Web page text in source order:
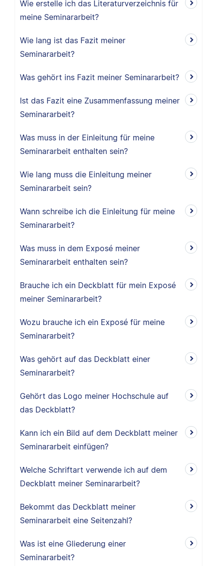
Wie erstelle ich das Literaturverzeichnis für
meine Seminararbeit?
Wie lang ist das Fazit meiner
Seminararbeit?
Was gehört ins Fazit meiner Seminararbeit?
Ist das Fazit eine Zusammenfassung meiner
Seminararbeit?
Was muss in der Einleitung für meine
Seminararbeit enthalten sein?
Wie lang muss die Einleitung meiner
Seminararbeit sein?
Wann schreibe ich die Einleitung für meine
Seminararbeit?
Was muss in dem Exposé meiner
Seminararbeit enthalten sein?
Brauche ich ein Deckblatt für mein Exposé
meiner Seminararbeit?
Wozu brauche ich ein Exposé für meine
Seminararbeit?
Was gehört auf das Deckblatt einer
Seminararbeit?
Gehört das Logo meiner Hochschule auf
das Deckblatt?
Kann ich ein Bild auf dem Deckblatt meiner
Seminararbeit einfügen?
Welche Schriftart verwende ich auf dem
Deckblatt meiner Seminararbeit?
Bekommt das Deckblatt meiner
Seminararbeit eine Seitenzahl?
Was ist eine Gliederung einer
Seminararbeit?